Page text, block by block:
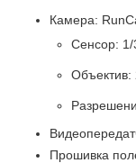
Камера:
Сенсор:
Прошивка